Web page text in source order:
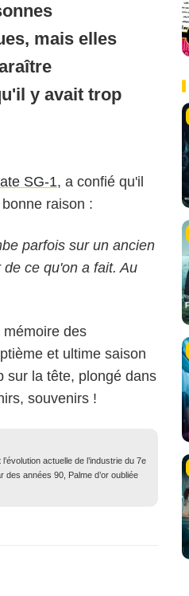
mais elles
y avait trop
SG-1, a confié qu'il
raison :
parfois sur un ancien
ce qu'on a fait. Au
des
et ultime saison
sur la tête, plongé dans
souvenirs !
actuelle de l’industrie du 7e
années 90, Palme d’or oubliée